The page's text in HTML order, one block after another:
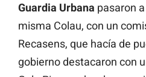
Guardia Urbana pasaron
misma Colau, con un
Recasens, que hacía de
gobierno destacaron con